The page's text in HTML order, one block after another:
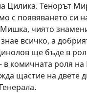
Цилика. Тенорът
с появяването си
чиято
всичко, а
ще бъде в
комичната роля на
щастие на двете